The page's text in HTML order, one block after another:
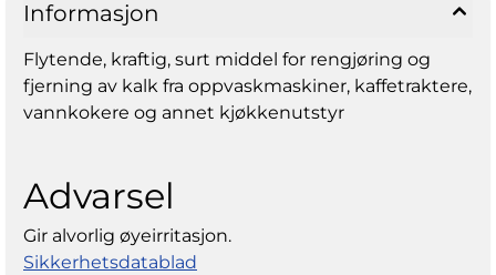
Informasjon
Flytende, kraftig, surt middel for rengjøring og
fjerning av kalk fra oppvaskmaskiner, kaffetraktere,
vannkokere og annet kjøkkenutstyr
Advarsel
Gir alvorlig øyeirritasjon.
Sikkerhetsdatablad